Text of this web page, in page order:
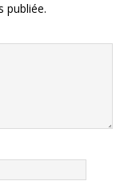
publiée.